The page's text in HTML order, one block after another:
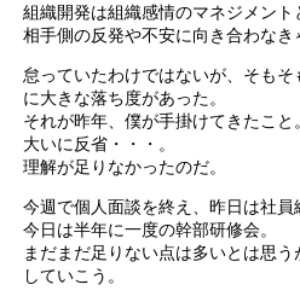
組織開発は組織感情のマネジメント
相手側の反発や不安に向き合わなき
怠っていたわけではないが、そも
に大きな落ち度があった。
それが昨年、僕が手掛けてきたこと
大いに反省・・・。
理解が足りなかったのだ。
今週で個人面談を終え、昨日は社員
今日は半年に一度の幹部研修会。
まだまだ足りない点は多いとは思
していこう。